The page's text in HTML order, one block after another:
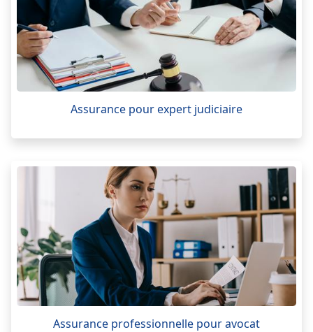
Assurance pour expert judiciaire
Assurance professionnelle pour avocat